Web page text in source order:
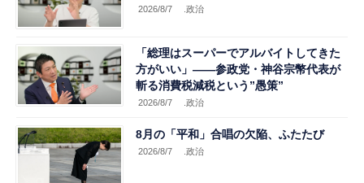
2026/8/7 .政治
「総理はスーパーでアルバイトしてきた
方がいい」――参政党・神谷宗幣代表が
斬る消費税減税という”愚策”
2026/8/7 .政治
8月の「平和」合唱の欠陥、ふたたび
2026/8/7 .政治